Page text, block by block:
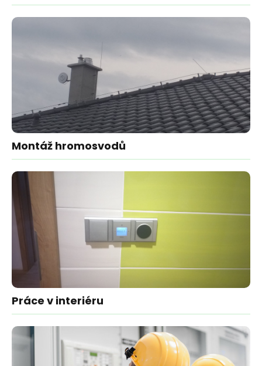
Montáž hromosvodů
Práce v interiéru